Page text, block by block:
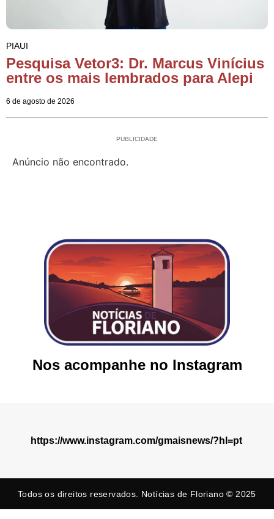
PIAUI
Pesquisa Vetor3: Dr. Marcus Vinícius
entre os mais lembrados para Alepi
6 de agosto de 2026
PUBLICIDADE
Anúncio não encontrado.
Nos acompanhe no Instagram
https://www.instagram.com/gmaisnews/?hl=pt
Todos os direitos reservados. Notícias de Floriano © 2025